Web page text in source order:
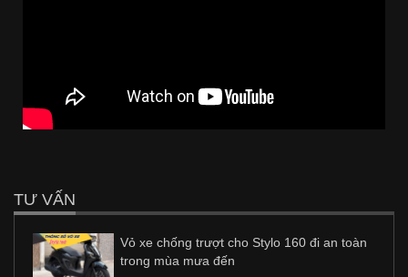
TƯ VẤN
Vỏ xe chống trượt cho Stylo 160 đi an toàn
trong mùa mưa đến